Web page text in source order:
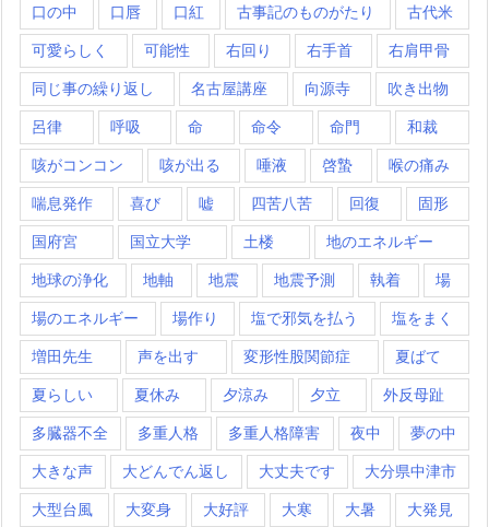
口の中 口唇 口紅 古事記のものがたり 古代米
可愛らしく 可能性 右回り 右手首 右肩甲骨
同じ事の繰り返し 名古屋講座 向源寺 吹き出物
呂律 呼吸 命 命令 命門 和裁
咳がコンコン 咳が出る 唾液 啓蟄 喉の痛み
喘息発作 喜び 嘘 四苦八苦 回復 固形
国府宮 国立大学 土楼 地のエネルギー
地球の浄化 地軸 地震 地震予測 執着 場
場のエネルギー 場作り 塩で邪気を払う 塩をまく
増田先生 声を出す 変形性股関節症 夏ばて
夏らしい 夏休み 夕涼み 夕立 外反母趾
多臓器不全 多重人格 多重人格障害 夜中 夢の中
大きな声 大どんでん返し 大丈夫です 大分県中津市
大型台風 大変身 大好評 大寒 大暑 大発見